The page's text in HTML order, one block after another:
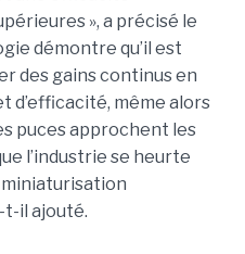
», a précisé le
démontre qu’il est
des gains continus en
d’efficacité, même alors
puces approchent les
l’industrie se heurte
miniaturisation
t-il ajouté.